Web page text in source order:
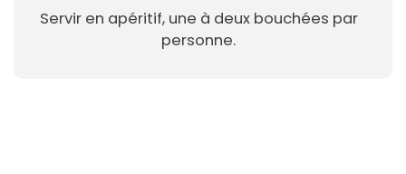
Servir en apéritif, une à deux bouchées par
personne.